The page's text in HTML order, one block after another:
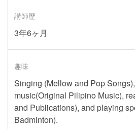
講師歴
3年6ヶ月
趣味
Singing (Mellow and Pop
music(Original Pilipino Music),
and Publications), and playing
Badminton).